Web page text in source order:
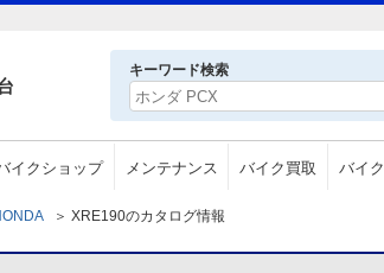
キーワード検索
イクショップ メンテナンス バイク買取 バイ
＞ XRE190のカタログ情報